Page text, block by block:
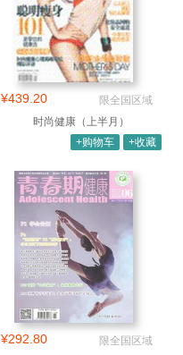
¥439.20
限全国区域
时尚健康（上半月）
+购物车
+收藏
¥292.80
限全国区域